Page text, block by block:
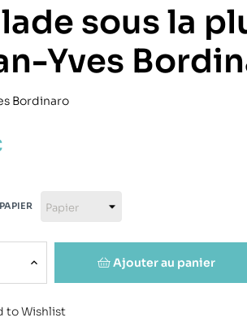
sous la
Yves
Bordinaro
Ajouter au panier
to Wishlist